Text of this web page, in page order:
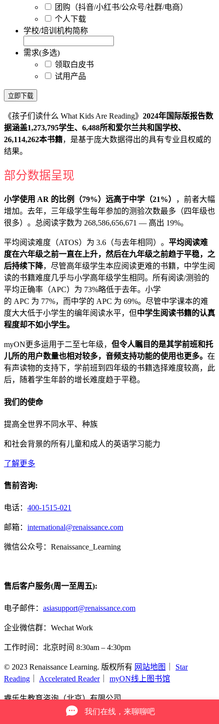
团购（抖音/小红书/公众号/社群/电商）
个人下载
学校/培训机构简称
需求(多选)
领取白皮书
试用产品
立即下载
《孩子们读什么 What Kids Are Reading》 2024年国际版报告数
据涵盖1,273,795学生、6,488所和爱尔兰共和国学校、
26,114,262本书籍，是基于庞大数据得出的具有专业且权威的
结果。
部分数据呈现
小学使用 AR 的比例（79%）远高于中学（21%）
，前者大幅
增加。去年，三年级学生每年参加的测验次数最多（四年级也
很多）。总阅读字数为 268,586,656,671 — 高出 19%。
平均阅读难度（ATOS）为 3.6（与去年相同）。 平均阅读难
度在六年级之前一直在上升，然后在九年级之前趋于平稳，之
后持续下降，尽管高年级学生本应阅读更难的书籍，中学生阅
读的书籍难度几乎与小学高年级学生相同。所有阅读/测验的
平均正确率（APC）为 73%略低于去年。小学
的 APC 为 77%，而中学的 APC 为 69%。尽管中学课本的难
度大大低于小学生的编年阅读水平，但中学生阅读书籍的认真
程度却不如小学生。
myON更多运用于二至七年级， 但令人瞩目的是其学前班和托
儿所的用户数量也相对较多，音频支持功能的使用也更多。 在
有声读物的支持下，学前班到四年级的书籍选择难度较高，此
后，随着学生年龄的增长难度趋于平稳。
我们的使命
提高全世界不同水平、种族
和社会背景的所有儿童和成人的英语学习能力
了解更多
售前咨询:
电话： 400-1515-021
邮箱： international@renaissance.com
微信公众号：Renaissance_Learning
售后客户服务(周一至周五):
电子邮件： asiasupport@renaissance.com
企业微信群：Wechat Work
工作时间：北京时间 8:30am – 4:30pm
© 2023 Renaissance Learning. 版权所有 网站地图
Star
Reading
Accelerated Reader｜ myON线上图书馆
睿乐生教育咨询（北京）有限公司
Developed by Market Me China